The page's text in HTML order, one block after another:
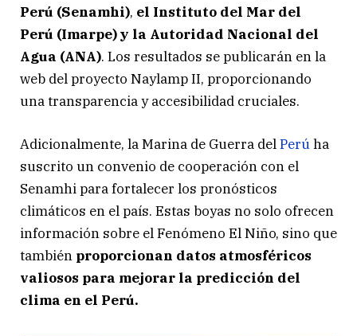
Perú (Senamhi), el Instituto del Mar del
Perú (Imarpe) y la Autoridad Nacional del
Agua (ANA). Los resultados se publicarán en la
web del proyecto Naylamp II, proporcionando
una transparencia y accesibilidad cruciales.
Adicionalmente, la Marina de Guerra delPerúha
suscrito un convenio de cooperación con el
Senamhi para fortalecer los pronósticos
climáticos en el país. Estas boyas no solo ofrecen
información sobre el Fenómeno El Niño, sino que
también proporcionan datos atmosféricos
valiosos para mejorar la predicción del
clima en el Perú.